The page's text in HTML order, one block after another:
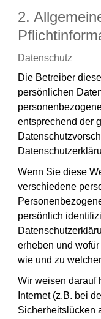
2.
Datenschutz
Die Betreiber
persönlichen
entsprechend der
Wenn Sie diese
verschiedene
persönlich
erheben und
wie und zu
Wir weisen darauf
Internet (z.B. bei
Sicherheitslücken